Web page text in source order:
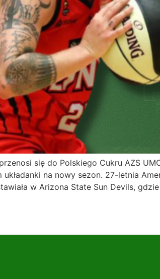
się do Polskiego Cukru AZS
na nowy sezon. 27-letnia
w Arizona State Sun Devils,